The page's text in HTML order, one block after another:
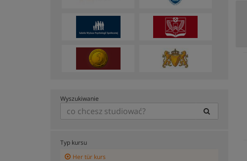
Wyszukiwanie
Typ kursu
Her tür kurs